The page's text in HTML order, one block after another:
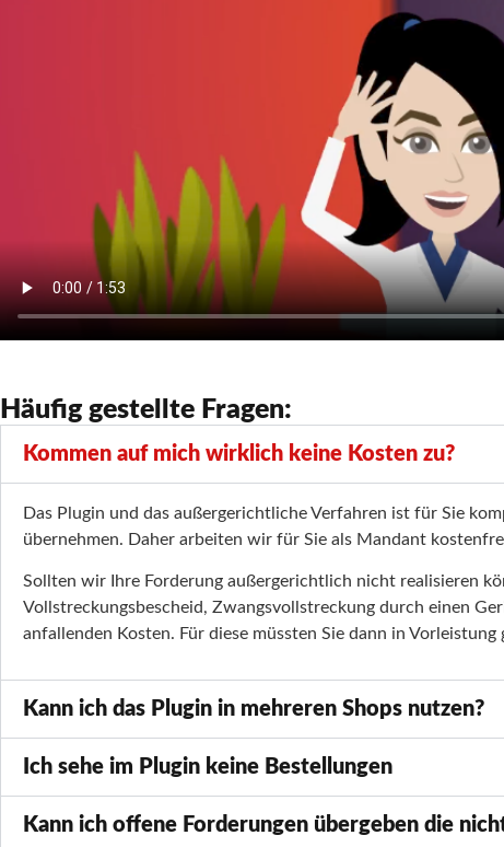
Häufig gestellte Fragen:
Kommen auf mich wirklich keine Kosten zu?
Das Plugin und das außergerichtliche Verfahren ist für Sie
übernehmen. Daher arbeiten wir für Sie als Mandant
Sollten wir Ihre Forderung außergerichtlich nicht realisieren
Vollstreckungsbescheid, Zwangsvollstreckung durch einen
anfallenden Kosten. Für diese müssten Sie dann in
Kann ich das Plugin in mehreren Shops nutzen?
Ich sehe im Plugin keine Bestellungen
Kann ich offene Forderungen übergeben die